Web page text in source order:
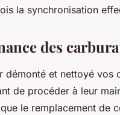
la synchronisation
des
démonté et nettoyé vos
de procéder à leur
le remplacement de